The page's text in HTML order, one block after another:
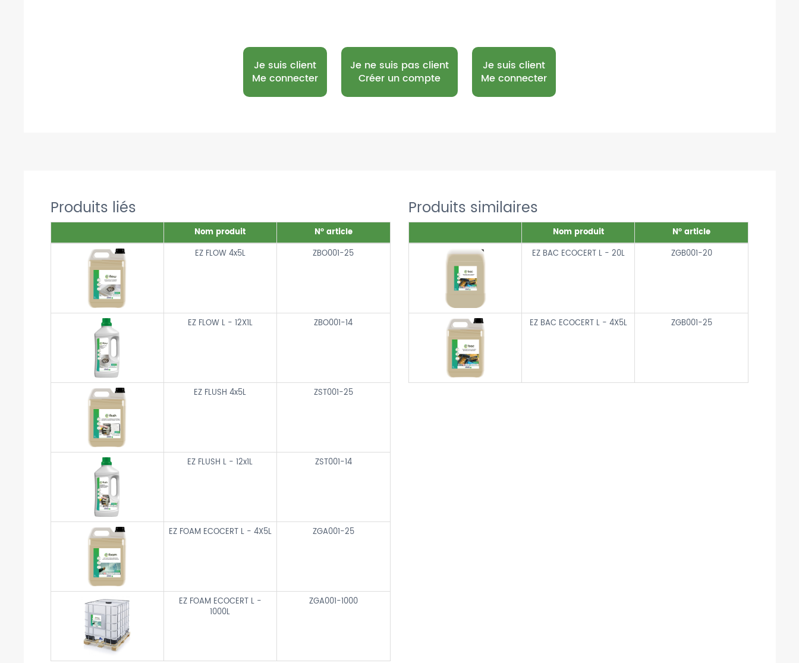
Je suis client
Me connecter
Je ne suis pas client
Créer un compte
Je suis client
Me connecter
Produits liés
Nom produit
N° article
EZ FLOW 4x5L
ZBO001-25
EZ FLOW L - 12X1L ZBO001-14
EZ FLUSH 4x5L ZST001-25
EZ FLUSH L - 12x1L ZST001-14
EZ FOAM ECOCERT L - 4X5L ZGA001-25
EZ FOAM ECOCERT L -
1000L
ZGA001-1000
Produits similaires
Nom produit
N° article
EZ BAC ECOCERT L - 20L
ZGB001-20
EZ BAC ECOCERT L - 4X5L ZGB001-25